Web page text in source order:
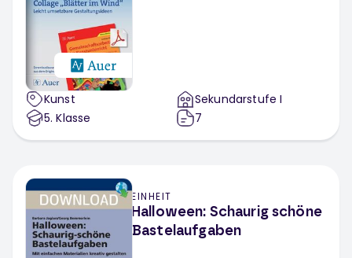
Kunst
5. Klasse
Sekundarstufe I
7
EINHEIT
Halloween: Schaurig schöne
Bastelaufgaben